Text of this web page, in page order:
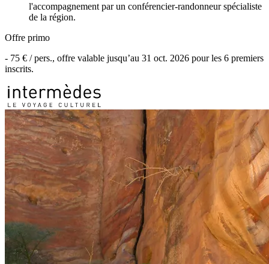
l'accompagnement par un conférencier-randonneur spécialiste
de la région.
Offre primo
- 75 € / pers., offre valable jusqu’au 31 oct. 2026 pour les 6 premiers
inscrits.